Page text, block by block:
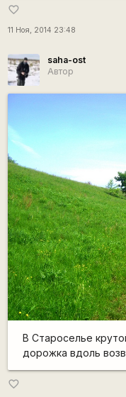
favorite_border
11 Ноя, 2014 23:48
saha-ost
Автор
В Староселье
дорожка вдоль
favorite_border